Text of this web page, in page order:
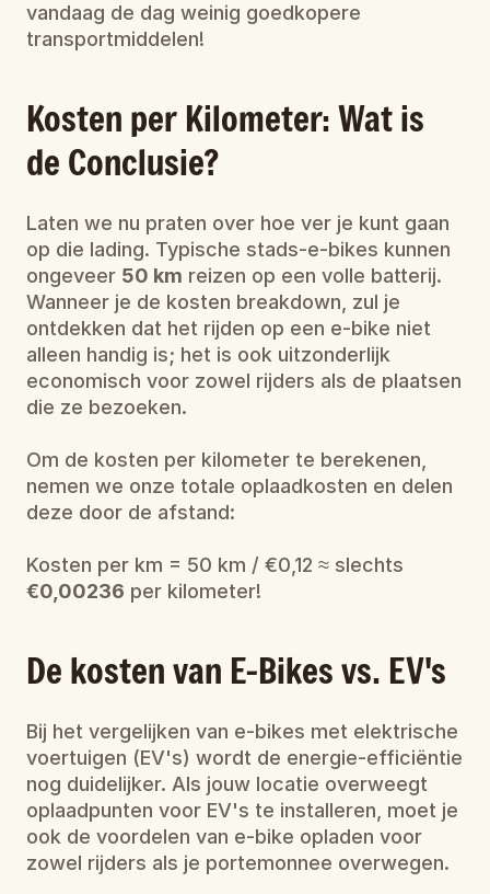
vandaag de dag weinig goedkopere
transportmiddelen!
Kosten per Kilometer: Wat is
de Conclusie?
Laten we nu praten over hoe ver je kunt gaan
op die lading. Typische stads-e-bikes kunnen
ongeveer 50 km reizen op een volle batterij.
Wanneer je de kosten breakdown, zul je
ontdekken dat het rijden op een e-bike niet
alleen handig is; het is ook uitzonderlijk
economisch voor zowel rijders als de plaatsen
die ze bezoeken.
Om de kosten per kilometer te berekenen,
nemen we onze totale oplaadkosten en delen
deze door de afstand:
€0,00236 per kilometer!
De kosten van E-Bikes vs. EV's
Bij het vergelijken van e-bikes met elektrische
voertuigen (EV's) wordt de energie-efficiëntie
nog duidelijker. Als jouw locatie overweegt
oplaadpunten voor EV's te installeren, moet je
ook de voordelen van e-bike opladen voor
zowel rijders als je portemonnee overwegen.